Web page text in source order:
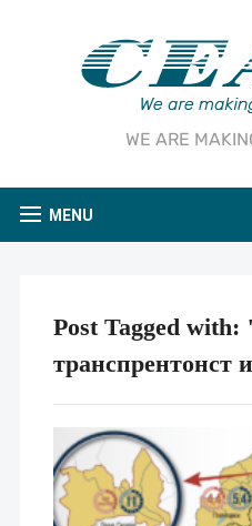
WE ARE
MENU
Post Tagged
транспрентонст